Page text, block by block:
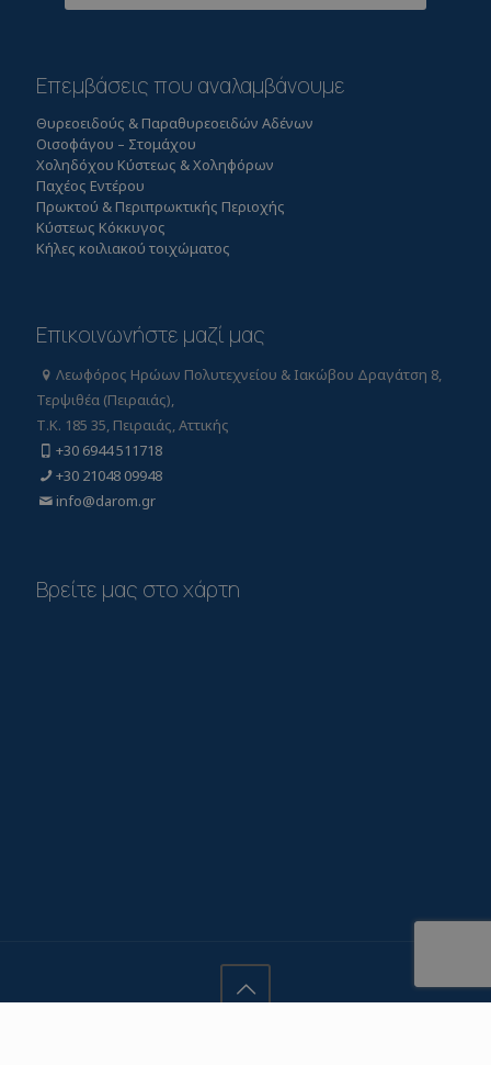
Επεμβάσεις που αναλαμβάνουμε
Θυρεοειδούς & Παραθυρεοειδών Αδένων
Οισοφάγου – Στομάχου
Χοληδόχου Κύστεως & Χοληφόρων
Παχέος Εντέρου
Πρωκτού & Περιπρωκτικής Περιοχής
Κύστεως Κόκκυγος
Κήλες κοιλιακού τοιχώματος
Επικοινωνήστε μαζί μας
Λεωφόρος Ηρώων Πολυτεχνείου & Ιακώβου Δραγάτση 8,
Τερψιθέα (Πειραιάς),
Τ.Κ. 185 35, Πειραιάς, Αττικής
+30 6944 511718
+30 21048 09948
info@darom.gr
Βρείτε μας στο χάρτη